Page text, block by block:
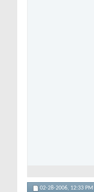
02-28-2006, 12:33 PM